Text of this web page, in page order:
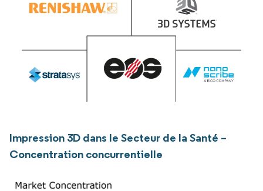
Impression 3D dans le Secteur de la Santé –
Concentration concurrentielle